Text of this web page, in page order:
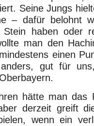
Seine Jungs
– dafür belohnt
haben oder
man den
einen
gut für
hätte man das
derzeit greift
wenn ein